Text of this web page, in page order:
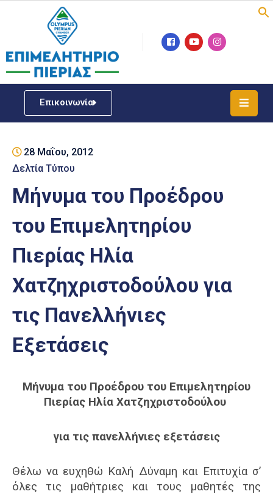
Επικοινωνία
Επιμελητήριο
Νέα
ΓΕΜΗ
Επιχειρηματική
Υποστήριξη
Έκθεση
Παραδοσιακών
Επαγγελμάτων
ΕΒΕΠ-
ΚΜ
28 Μαΐου, 2012
Δελτία Τύπου
Μήνυμα του Προέδρου
του Επιμελητηρίου
Πιερίας Ηλία
Χατζηχριστοδούλου για
τις Πανελλήνιες
Εξετάσεις
Μήνυμα του Προέδρου του Επιμελητηρίου
Πιερίας Ηλία Χατζηχριστοδούλου
για τις πανελλήνιες εξετάσεις
Θέλω να ευχηθώ Καλή Δύναμη και Επιτυχία σ’
όλες τις μαθήτριες και τους μαθητές της